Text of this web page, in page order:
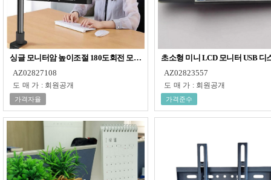
싱글 모니터암 높이조절 180도회전 모니터거치대
AZ02827108
도매가 : 회원공개
가격자율
초소형 미니 LCD 모니터 USB 디
AZ02823557
도매가 : 회원공개
가격준수